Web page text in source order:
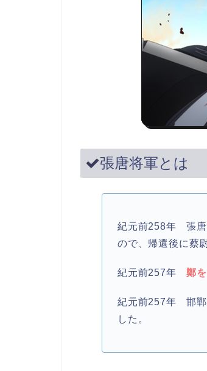
張唐将軍とは
紀元前258年 張唐
ので、帰還後に蔡
紀元前257年鄭
紀元前257年 邯鄲
した。